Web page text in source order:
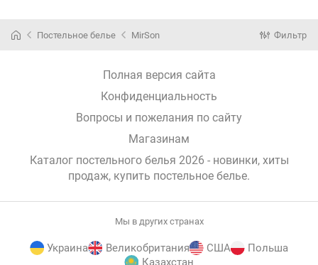
Постельное белье MirSon Фильтр
Полная версия сайта
Конфиденциальность
Вопросы и пожелания по сайту
Магазинам
Каталог постельного белья 2026 - новинки, хиты
продаж, купить постельное белье.
Мы в других странах
Украина Великобритания США
Польша
Казахстан